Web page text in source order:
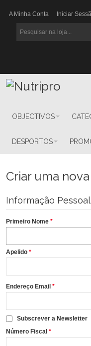
A Minha Conta Iniciar
OBJECTIVOS
DESPORTOS
Criar uma
Informação Pessoal
*
Primeiro Nome
*
Apelido
*
Endereço Email
Subscrever a Newsletter
*
Número Fiscal